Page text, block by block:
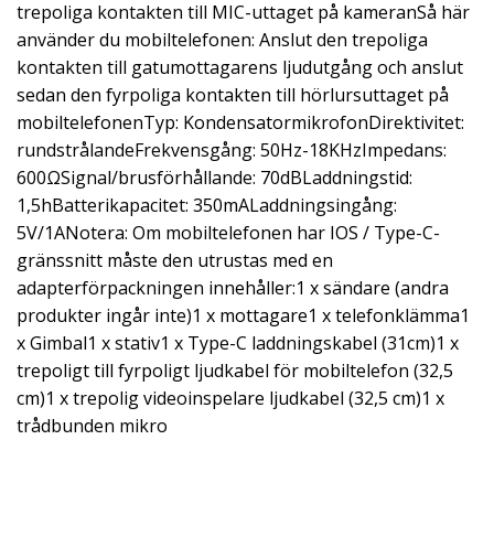
trepoliga kontakten till MIC-uttaget på kameranSå här
använder du mobiltelefonen: Anslut den trepoliga
kontakten till gatumottagarens ljudutgång och anslut
sedan den fyrpoliga kontakten till hörlursuttaget på
mobiltelefonenTyp: KondensatormikrofonDirektivitet:
rundstrålandeFrekvensgång: 50Hz-18KHzImpedans:
600ΩSignal/brusförhållande: 70dBLaddningstid:
1,5hBatterikapacitet: 350mALaddningsingång:
5V/1ANotera: Om mobiltelefonen har IOS / Type-C-
gränssnitt måste den utrustas med en
adapterförpackningen innehåller:1 x sändare (andra
produkter ingår inte)1 x mottagare1 x telefonklämma1
x Gimbal1 x stativ1 x Type-C laddningskabel (31cm)1 x
trepoligt till fyrpoligt ljudkabel för mobiltelefon (32,5
cm)1 x trepolig videoinspelare ljudkabel (32,5 cm)1 x
trådbunden mikro